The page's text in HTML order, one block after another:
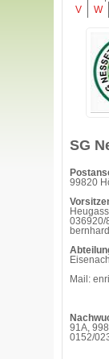
V
W
SG
99820
036920/
Mail:
91A,
0152/